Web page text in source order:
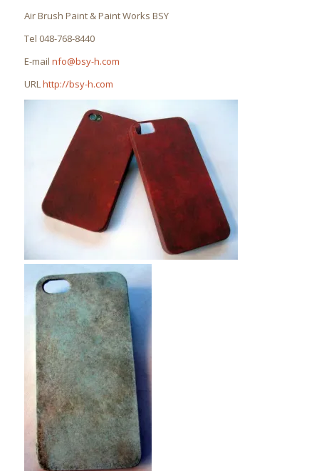
Air Brush Paint & Paint Works BSY
Tel 048-768-8440
E-mail nfo@bsy-h.com
URLhttp://bsy-h.com